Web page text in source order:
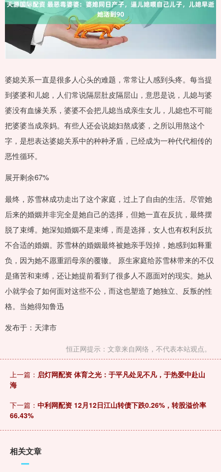
婆媳关系一直是很多人心头的难题，常常让人感到头疼。每当提
到婆婆和儿媳，人们常说隔层肚皮隔层山，意思是说，儿媳与婆
婆没有血缘关系，婆婆不会把儿媳当成亲生女儿，儿媳也不可能
把婆婆当成亲妈。有些人还会说媳妇熬成婆，之所以用熬这个
字，是想表达婆媳关系中的种种矛盾，已经成为一种代代相传的
恶性循环。
展开剩余67%
最终，苏雪林成功走出了这个家庭，过上了自由的生活。尽管她
后来的婚姻并非完全是她自己的选择，但她一直在反抗，最终摆
脱了束缚。她深知婚姻不是束缚，而是选择，女人也有权利反抗
不合适的婚姻。苏雪林的婚姻最终被她亲手毁掉，她感到如释重
负，因为她不愿重蹈母亲的覆辙。 原生家庭给苏雪林带来的不仅
是痛苦和束缚，还让她提前看到了很多人不愿面对的现实。她从
小就学会了如何面对这些不公，而这也塑造了她独立、反叛的性
格。当她得知鲁迅
发布于：天津市
恒正网提示：文章来自网络，不代表本站观点。
上一篇： 启灯网配资 体育之光：于平凡处见不凡，于热爱中赴山
海
下一篇： 中利网配资 12月12日江山转债下跌0.26%，转股溢价率
66.43%
相关文章